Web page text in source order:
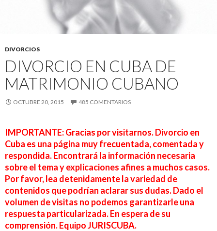
DIVORCIOS
DIVORCIO EN CUBA DE
MATRIMONIO CUBANO
OCTUBRE 20, 2015 485 COMENTARIOS
IMPORTANTE: Gracias por visitarnos. Divorcio en
Cuba es una página muy frecuentada, comentada y
respondida. Encontrará la información necesaria
sobre el tema y explicaciones afines a muchos casos.
Por favor, lea detenidamente la variedad de
contenidos que podrían aclarar sus dudas. Dado el
volumen de visitas no podemos garantizarle una
respuesta particularizada. En espera de su
comprensión. Equipo JURISCUBA.